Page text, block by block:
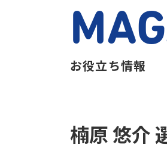
お役立ち情報
楠原 悠介